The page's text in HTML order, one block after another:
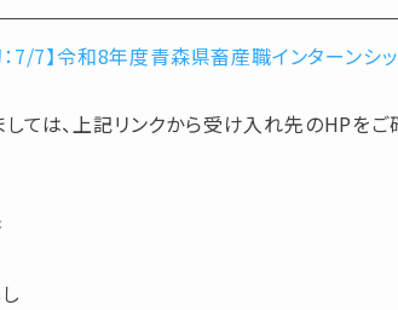
7/7】令和8年度青森県畜産職インターンシ
ては、上記リンクから受け入れ先のHPをご